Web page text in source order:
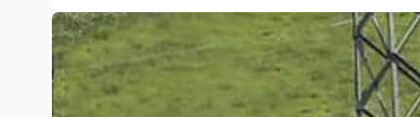
DIN A3 – 15 mm hoch (5 %)
DIN A1 – 39 mm hoch (5 %)
DIN lang – 10 mm hoch (5 %)
1080 x 1080 px – 78 px hoch (7 %)